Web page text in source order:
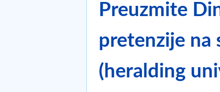
Preuzmite
pretenzije na
(heralding